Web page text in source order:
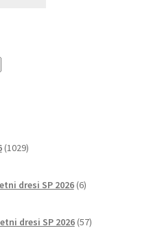
1029izdelkov
dresi SP 2026 6izdelkov
dresi SP 2026 57izdelkov